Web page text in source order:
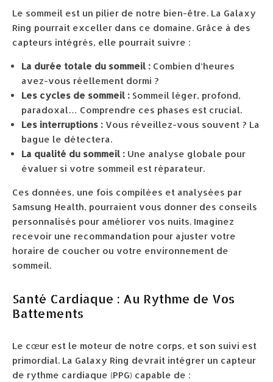
Le sommeil est un pilier de notre bien-être. La Galaxy
Ring pourrait exceller dans ce domaine. Grâce à des
capteurs intégrés, elle pourrait suivre :
La durée totale du sommeil : Combien d’heures
avez-vous réellement dormi ?
Les cycles de sommeil : Sommeil léger, profond,
paradoxal… Comprendre ces phases est crucial.
Les interruptions : Vous réveillez-vous souvent ? La
bague le détectera.
La qualité du sommeil : Une analyse globale pour
évaluer si votre sommeil est réparateur.
Ces données, une fois compilées et analysées par
Samsung Health, pourraient vous donner des conseils
personnalisés pour améliorer vos nuits. Imaginez
recevoir une recommandation pour ajuster votre
horaire de coucher ou votre environnement de
sommeil.
Santé Cardiaque : Au Rythme de Vos
Battements
Le cœur est le moteur de notre corps, et son suivi est
primordial. La Galaxy Ring devrait intégrer un capteur
de rythme cardiaque (PPG) capable de :